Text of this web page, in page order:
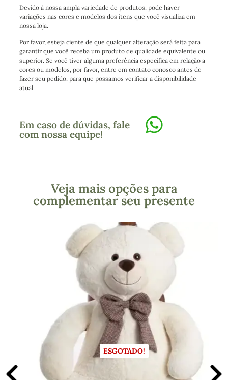
Devido à nossa ampla variedade de produtos, pode haver
variações nas cores e modelos dos itens que você visualiza em
nossa loja.
Por favor, esteja ciente de que qualquer alteração será feita para
garantir que você receba um produto de qualidade equivalente ou
superior. Se você tiver alguma preferência específica em relação a
cores ou modelos, por favor, entre em contato conosco antes de
fazer seu pedido, para que possamos verificar a disponibilidade
atual.
Em caso de dúvidas, fale
com nossa equipe!
Veja mais opções para
complementar seu presente
ESGOTADO!